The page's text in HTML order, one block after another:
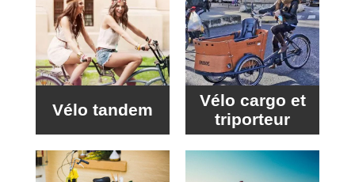
Vélo tandem
Vélo cargo et
triporteur